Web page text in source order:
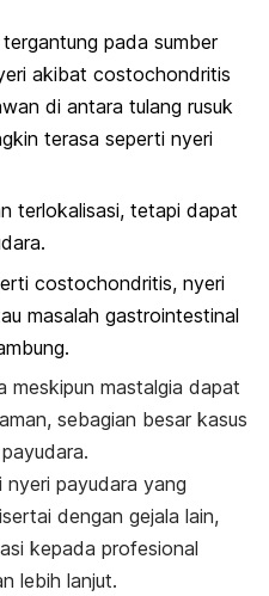
pada sumber
akibat costochondritis
di antara tulang rusuk
terasa seperti nyeri
terlokalisasi, tetapi dapat
costochondritis, nyeri
masalah gastrointestinal
mastalgia dapat
sebagian besar kasus
nyeri payudara yang
dengan gejala lain,
kepada profesional
lebih lanjut.